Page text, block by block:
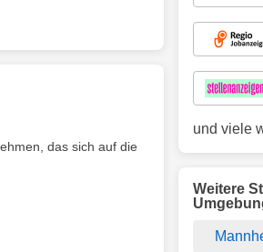
das sich auf die
und viele
Weitere